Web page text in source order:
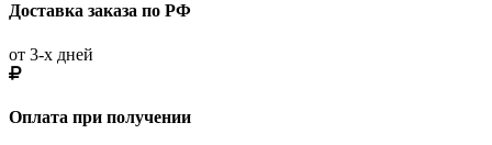
Доставка заказа по РФ
от 3-х дней
Оплата при получении